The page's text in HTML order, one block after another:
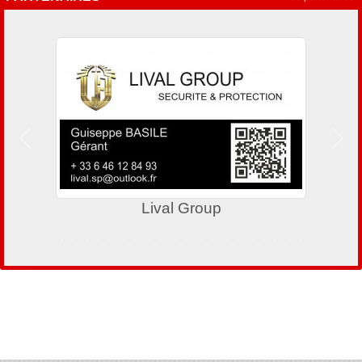
Précedent